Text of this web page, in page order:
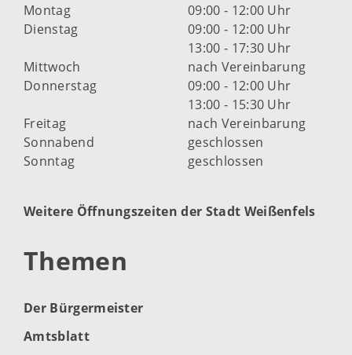
Montag
09:00 - 12:00 Uhr
Dienstag
09:00 - 12:00 Uhr
13:00 - 17:30 Uhr
Mittwoch
nach Vereinbarung
Donnerstag
09:00 - 12:00 Uhr
13:00 - 15:30 Uhr
Freitag
nach Vereinbarung
Sonnabend
geschlossen
Sonntag
geschlossen
Weitere Öffnungszeiten der Stadt Weißenfels
Themen
Der Bürgermeister
Amtsblatt